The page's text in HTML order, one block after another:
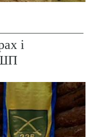
і